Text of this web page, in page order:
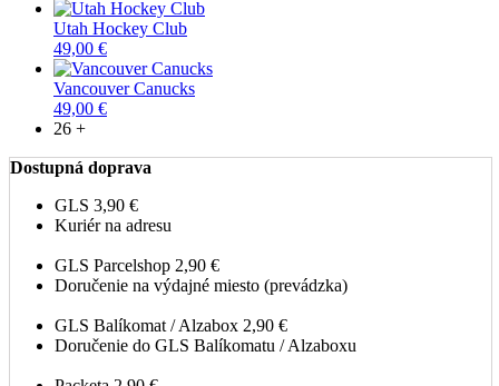
Utah Hockey Club
49,00 €
Vancouver Canucks
49,00 €
26 +
Dostupná doprava
GLS 3,90 €
Kuriér na adresu
GLS Parcelshop 2,90 €
Doručenie na výdajné miesto (prevádzka)
GLS Balíkomat / Alzabox 2,90 €
Doručenie do GLS Balíkomatu / Alzaboxu